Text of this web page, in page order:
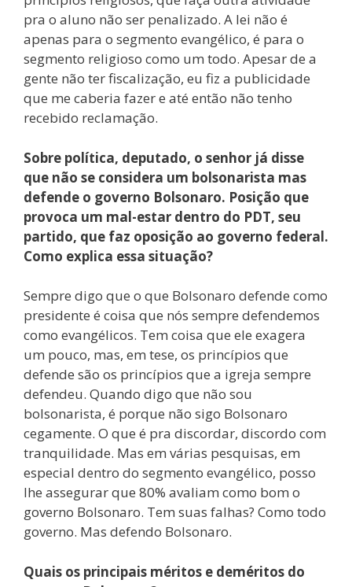
pra o aluno não ser penalizado. A lei não é
apenas para o segmento evangélico, é para o
segmento religioso como um todo. Apesar de a
gente não ter fiscalização, eu fiz a publicidade
que me caberia fazer e até então não tenho
recebido reclamação.
Sobre política, deputado, o senhor já disse
que não se considera um bolsonarista mas
defende o governo Bolsonaro. Posição que
provoca um mal-estar dentro do PDT, seu
partido, que faz oposição ao governo federal.
Como explica essa situação?
Sempre digo que o que Bolsonaro defende como
presidente é coisa que nós sempre defendemos
como evangélicos. Tem coisa que ele exagera
um pouco, mas, em tese, os princípios que
defende são os princípios que a igreja sempre
defendeu. Quando digo que não sou
bolsonarista, é porque não sigo Bolsonaro
cegamente. O que é pra discordar, discordo com
tranquilidade. Mas em várias pesquisas, em
especial dentro do segmento evangélico, posso
lhe assegurar que 80% avaliam como bom o
governo Bolsonaro. Tem suas falhas? Como todo
governo. Mas defendo Bolsonaro.
Quais os principais méritos e deméritos do